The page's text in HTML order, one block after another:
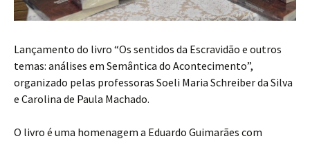
Lançamento do livro “Os sentidos da Escravidão e outros
temas: análises em Semântica do Acontecimento”,
organizado pelas professoras Soeli Maria Schreiber da Silva
e Carolina de Paula Machado.
O livro é uma homenagem a Eduardo Guimarães com